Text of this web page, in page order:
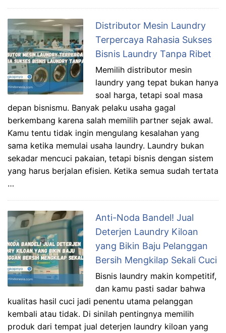
Distributor Mesin Laundry
Terpercaya Rahasia Sukses
Bisnis Laundry Tanpa Ribet
Memilih distributor mesin
laundry yang tepat bukan hanya
soal harga, tetapi soal masa
depan bisnismu. Banyak pelaku usaha gagal
berkembang karena salah memilih partner sejak awal.
Kamu tentu tidak ingin mengulang kesalahan yang
sama ketika memulai usaha laundry. Laundry bukan
sekadar mencuci pakaian, tetapi bisnis dengan sistem
yang harus berjalan efisien. Ketika semua sudah tertata
…
Anti-Noda Bandel! Jual
Deterjen Laundry Kiloan
yang Bikin Baju Pelanggan
Bersih Mengkilap Sekali Cuci
Bisnis laundry makin kompetitif,
dan kamu pasti sadar bahwa
kualitas hasil cuci jadi penentu utama pelanggan
kembali atau tidak. Di sinilah pentingnya memilih
produk dari tempat jual deterjen laundry kiloan yang